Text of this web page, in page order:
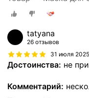
tatyana
26 отзывов
31 июля 2025
Достоинства: не
Комментарий: